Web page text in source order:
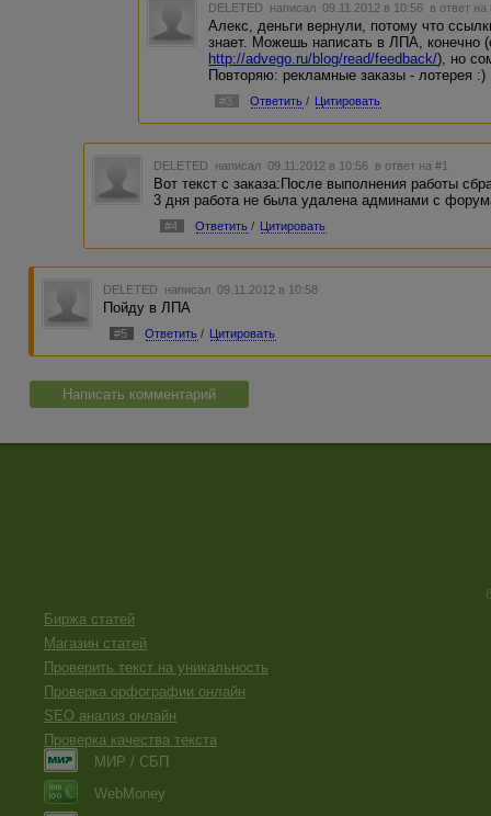
DELETED написал 09.11.2012 в 10:56 в ответ на
Алекс, деньги вернули, потому что
знает. Можешь написать в ЛПА, конечно
http://advego.ru/blog/read/feedback/), но
Повторяю: рекламные заказы - лотерея :)
#3 Ответить / Цитировать
DELETED написал 09.11.2012 в 10:56 в ответ на #1
Вот текст с заказа:После выполнения работы
3 дня работа не была удалена админами с
#4 Ответить / Цитировать
DELETED написал 09.11.2012 в 10:58
Пойду в ЛПА
#5 Ответить / Цитировать
Написать комментарий
Биржа статей
Магазин статей
Проверить текст на уникальность
Проверка орфографии онлайн
SEO анализ онлайн
Проверка качества текста
МИР / СБП
WebMoney